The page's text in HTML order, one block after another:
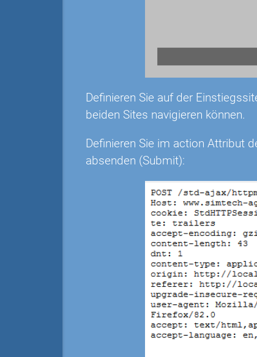
Definieren Sie auf der
beiden Sites navigieren können.
Definieren Sie im action Attribut
absenden (Submit):